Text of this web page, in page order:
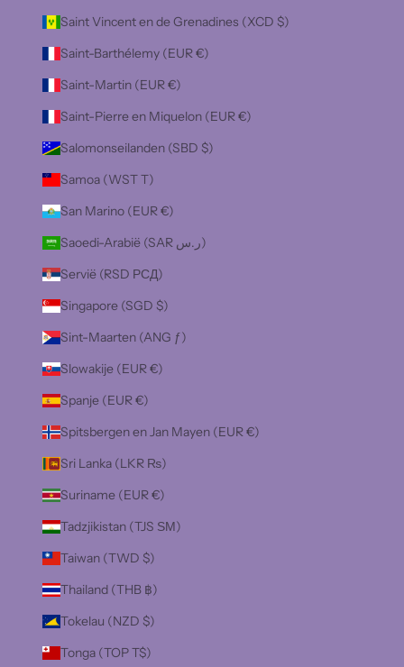
Saint Vincent en de Grenadines (XCD $)
Saint-Barthélemy (EUR €)
Saint-Martin (EUR €)
Saint-Pierre en Miquelon (EUR €)
Salomonseilanden (SBD $)
Samoa (WST T)
San Marino (EUR €)
Saoedi-Arabië (SAR ر.س)
Servië (RSD РСД)
Singapore (SGD $)
Sint-Maarten (ANG ƒ)
Slowakije (EUR €)
Spanje (EUR €)
Spitsbergen en Jan Mayen (EUR €)
Sri Lanka (LKR ₨)
Suriname (EUR €)
Tadzjikistan (TJS ЅМ)
Taiwan (TWD $)
Thailand (THB ฿)
Tokelau (NZD $)
Tonga (TOP T$)